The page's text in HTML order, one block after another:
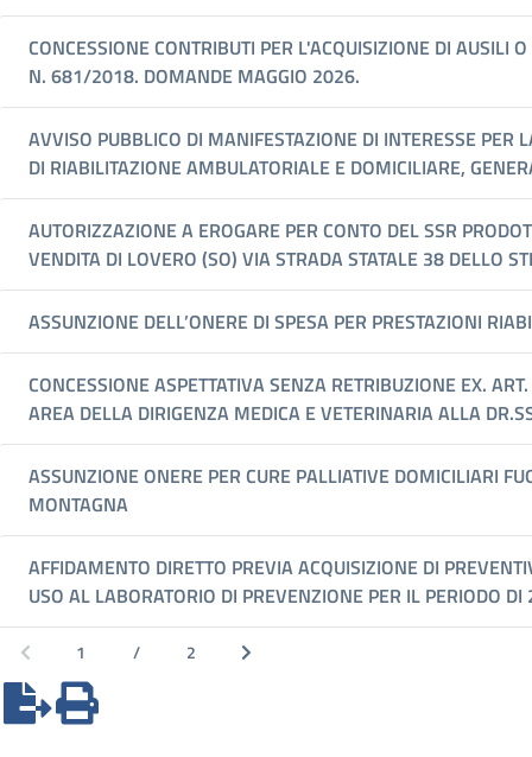
CONCESSIONE CONTRIBUTI PER L'ACQUISIZIONE DI
N. 681/2018. DOMANDE MAGGIO 2026.
AVVISO PUBBLICO DI MANIFESTAZIONE DI INTERESSE PER
DI RIABILITAZIONE AMBULATORIALE E DOMICILIARE,
AUTORIZZAZIONE A EROGARE PER CONTO DEL SSR
VENDITA DI LOVERO (SO) VIA STRADA STATALE 38 DELLO
ASSUNZIONE DELL’ONERE DI SPESA PER PRESTAZIONI
CONCESSIONE ASPETTATIVA SENZA RETRIBUZIONE EX.
AREA DELLA DIRIGENZA MEDICA E VETERINARIA ALLA
ASSUNZIONE ONERE PER CURE PALLIATIVE DOMICILIARI
MONTAGNA
AFFIDAMENTO DIRETTO PREVIA ACQUISIZIONE DI
USO AL LABORATORIO DI PREVENZIONE PER IL PERIODO
Pagina precedente
1 / 2
Pagina 1 di 2 (38 risultati) Pagina successiva
Esporta in OpenFormat
Versione Stampabile